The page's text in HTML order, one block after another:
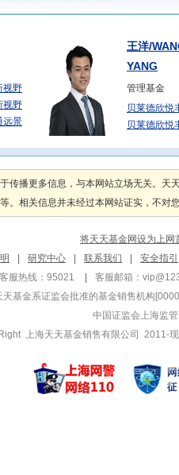
视野
视野
远景
王洋/
YANG
管理基金
贝莱德欣悦
贝莱德欣悦
传播更多信息，与本网站立场无关。
。相关信息并未经过本网站证实，不
将天天基金网设为上网
研究中心 联系我们
安全指引
服热线：95021
客服邮箱：
天基金系证监会批准的基金销售机构
中国证监会上海监
上海天天基金销售有限公司 2011-